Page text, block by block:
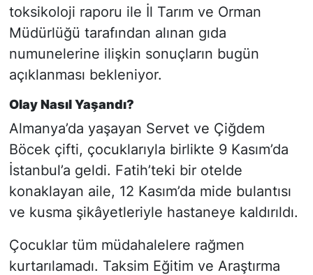
toksikoloji raporu ile İl Tarım ve Orman
Müdürlüğü tarafından alınan gıda
numunelerine ilişkin sonuçların bugün
açıklanması bekleniyor.
Olay Nasıl Yaşandı?
Almanya’da yaşayan Servet ve Çiğdem
Böcek çifti, çocuklarıyla birlikte 9 Kasım’da
İstanbul’a geldi. Fatih’teki bir otelde
konaklayan aile, 12 Kasım’da mide bulantısı
ve kusma şikâyetleriyle hastaneye kaldırıldı.
Çocuklar tüm müdahalelere rağmen
kurtarılamadı. Taksim Eğitim ve Araştırma